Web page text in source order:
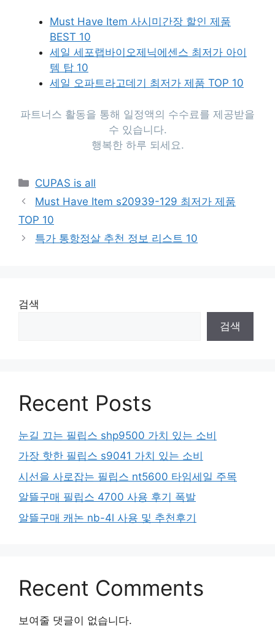
Must Have Item 사시미간장 할인 제품
BEST 10
세일 세포랩바이오제닉에센스 최저가 아이
템 탑 10
세일 오파트라고데기 최저가 제품 TOP 10
파트너스 활동을 통해 일정액의 수수료를 제공받을
수 있습니다.
행복한 하루 되세요.
Categories
CUPAS is all
Must Have Item s20939-129 최저가 제품
TOP 10
특가 통항정살 추천 정보 리스트 10
검색
검색
Recent Posts
눈길 끄는 필립스 shp9500 가치 있는 소비
가장 핫한 필립스 s9041 가치 있는 소비
시선을 사로잡는 필립스 nt5600 타임세일 주목
알뜰구매 필립스 4700 사용 후기 폭발
알뜰구매 캐논 nb-4l 사용 및 추천후기
Recent Comments
보여줄 댓글이 없습니다.